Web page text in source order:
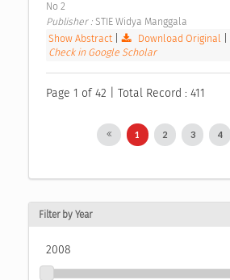
No 2
Publisher : STIE Widya Manggala
Show Abstract
Download Original
Check in Google Scholar
Page 1 of 42 | Total Record : 411
1 2 3 4
Filter by Year
2008